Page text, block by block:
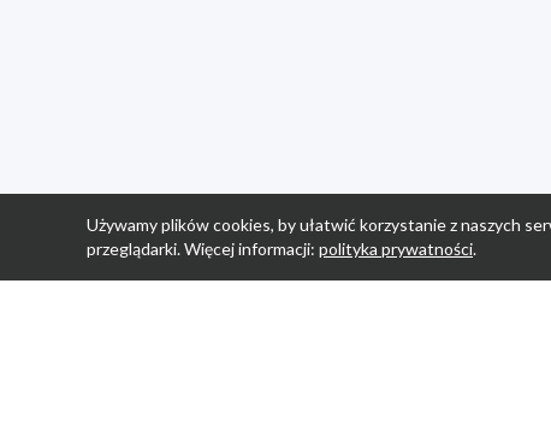
Używamy plików cookies, by ułatwić korzystanie z naszych
przeglądarki. Więcej informacji: polityka prywatności.